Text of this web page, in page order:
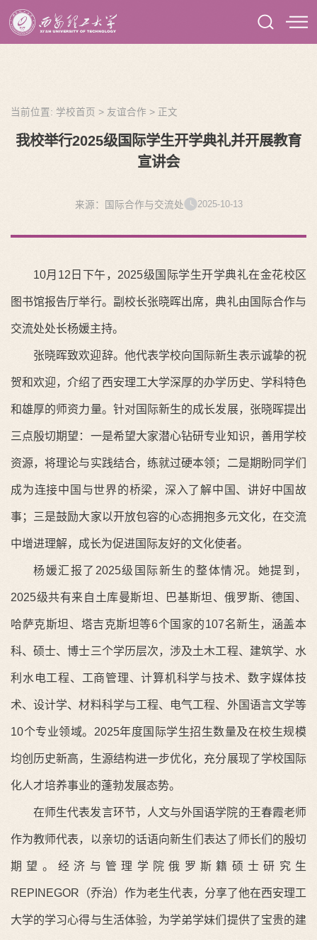
当前位置: 学校首页 > 友谊合作 > 正文
我校举行2025级国际学生开学典礼并开展教育
宣讲会
来源：国际合作与交流处 2025-10-13
10月12日下午，2025级国际学生开学典礼在金花校区
图书馆报告厅举行。副校长张晓晖出席，典礼由国际合作与
交流处处长杨媛主持。
张晓晖致欢迎辞。他代表学校向国际新生表示诚挚的祝
贺和欢迎，介绍了西安理工大学深厚的办学历史、学科特色
和雄厚的师资力量。针对国际新生的成长发展，张晓晖提出
三点殷切期望：一是希望大家潜心钻研专业知识，善用学校
资源，将理论与实践结合，练就过硬本领；二是期盼同学们
成为连接中国与世界的桥梁，深入了解中国、讲好中国故
事；三是鼓励大家以开放包容的心态拥抱多元文化，在交流
中增进理解，成长为促进国际友好的文化使者。
杨媛汇报了2025级国际新生的整体情况。她提到，
2025级共有来自土库曼斯坦、巴基斯坦、俄罗斯、德国、
哈萨克斯坦、塔吉克斯坦等6个国家的107名新生，涵盖本
科、硕士、博士三个学历层次，涉及土木工程、建筑学、水
利水电工程、工商管理、计算机科学与技术、数字媒体技
术、设计学、材料科学与工程、电气工程、外国语言文学等
10个专业领域。2025年度国际学生招生数量及在校生规模
均创历史新高，生源结构进一步优化，充分展现了学校国际
化人才培养事业的蓬勃发展态势。
在师生代表发言环节，人文与外国语学院的王春霞老师
作为教师代表，以亲切的话语向新生们表达了师长们的殷切
期望。经济与管理学院俄罗斯籍硕士研究生
REPINEGOR（乔治）作为老生代表，分享了他在西安理工
大学的学习心得与生活体验，为学弟学妹们提供了宝贵的建